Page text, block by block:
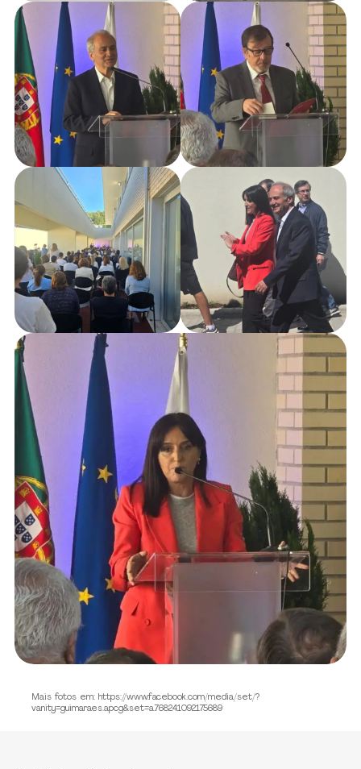
Mais fotos em: https://www.facebook.com/media/set/?
vanity=guimaraes.apcg&set=a.768241092175689